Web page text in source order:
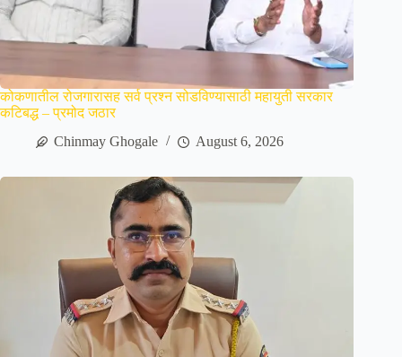
कोकणातील रोजगारासह सर्व प्रश्न सोडविण्यासाठी महायुती सरकार
कटिबद्ध – प्रमोद जठार
Chinmay Ghogale
August 6, 2026